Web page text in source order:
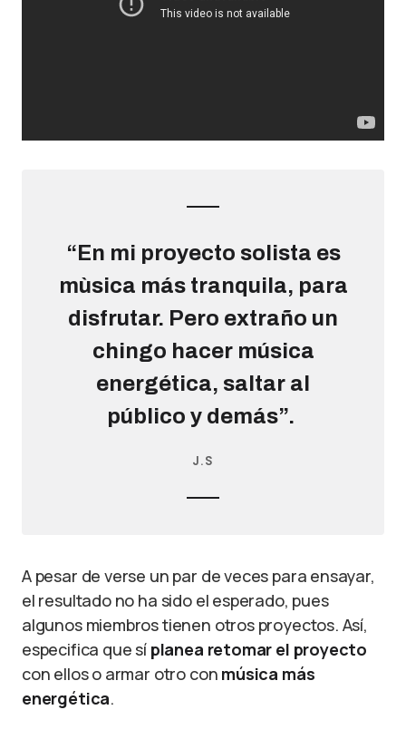
“En mi proyecto solista es
mùsica más tranquila, para
disfrutar. Pero extraño un
chingo hacer música
energética, saltar al
público y demás”.
J.S
A pesar de verse un par de veces para ensayar,
el resultado no ha sido el esperado, pues
algunos miembros tienen otros proyectos. Así,
especifica que sí planea retomar el proyecto
con ellos o armar otro con música más
energética.